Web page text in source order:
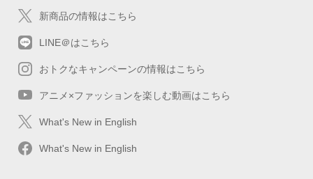
新商品の情報はこちら
LINE＠はこちら
おトクなキャンペーンの情報はこちら
アニメ×ファッションを楽しむ動画はこちら
What's New in English
What's New in English